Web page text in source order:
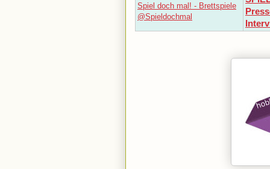
Spiel doch mal! - Brettspiele
@Spieldochmal